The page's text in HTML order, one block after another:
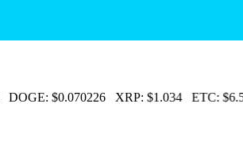
DOGE:$0.070226 XRP:$1.034 ETC: